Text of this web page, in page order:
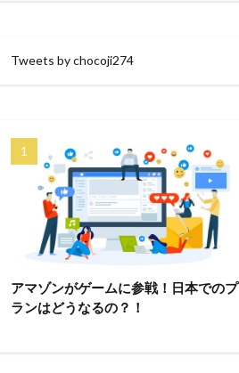
Tweets by chocoji274
アマゾンがゲームに参戦！日本でのプ
ランはどうなるの？！